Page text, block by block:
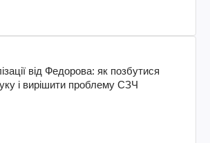
від Федорова: як позбутися
і вирішити проблему СЗЧ